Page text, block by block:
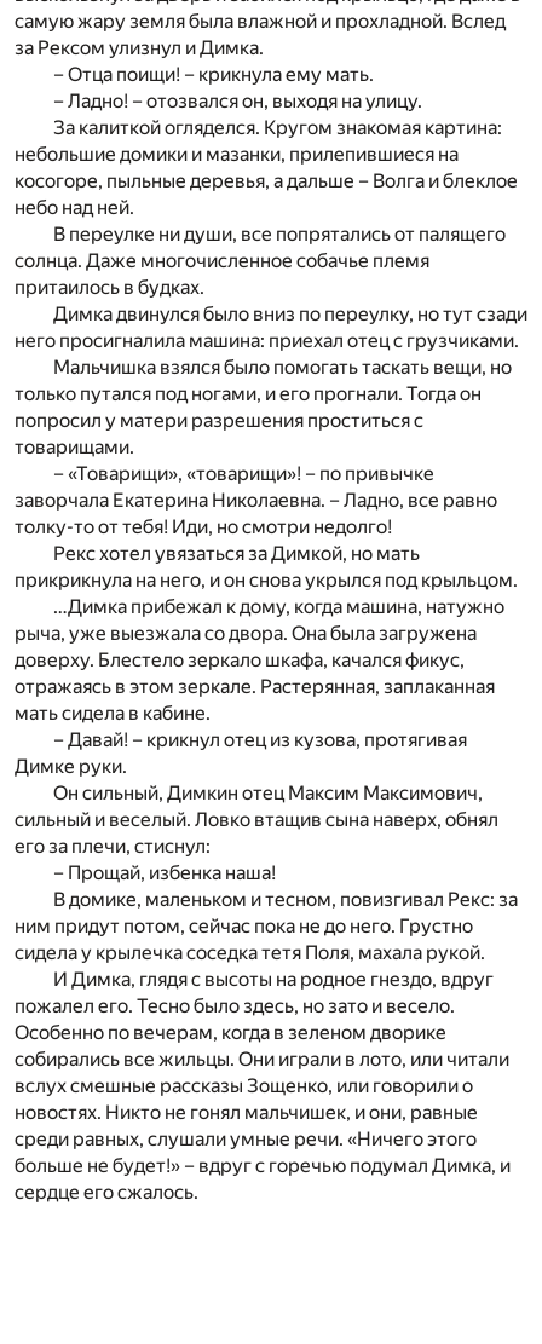
самую жару земля была влажной и прохладной. Вслед
за Рексом улизнул и Димка.
– Отца поищи! – крикнула ему мать.
– Ладно! – отозвался он, выходя на улицу.
За калиткой огляделся. Кругом знакомая картина:
небольшие домики и мазанки, прилепившиеся на
косогоре, пыльные деревья, а дальше – Волга и блеклое
небо над ней.
В переулке ни души, все попрятались от палящего
солнца. Даже многочисленное собачье племя
притаилось в будках.
Димка двинулся было вниз по переулку, но тут сзади
него просигналила машина: приехал отец с грузчиками.
Мальчишка взялся было помогать таскать вещи, но
только путался под ногами, и его прогнали. Тогда он
попросил у матери разрешения проститься с
товарищами.
– «Товарищи», «товарищи»! – по привычке
заворчала Екатерина Николаевна. – Ладно, все равно
толку-то от тебя! Иди, но смотри недолго!
Рекс хотел увязаться за Димкой, но мать
прикрикнула на него, и он снова укрылся под крыльцом.
…Димка прибежал к дому, когда машина, натужно
рыча, уже выезжала со двора. Она была загружена
доверху. Блестело зеркало шкафа, качался фикус,
отражаясь в этом зеркале. Растерянная, заплаканная
мать сидела в кабине.
– Давай! – крикнул отец из кузова, протягивая
Димке руки.
Он сильный, Димкин отец Максим Максимович,
сильный и веселый. Ловко втащив сына наверх, обнял
его за плечи, стиснул:
– Прощай, избенка наша!
В домике, маленьком и тесном, повизгивал Рекс: за
ним придут потом, сейчас пока не до него. Грустно
сидела у крылечка соседка тетя Поля, махала рукой.
И Димка, глядя с высоты на родное гнездо, вдруг
пожалел его. Тесно было здесь, но зато и весело.
Особенно по вечерам, когда в зеленом дворике
собирались все жильцы. Они играли в лото, или читали
вслух смешные рассказы Зощенко, или говорили о
новостях. Никто не гонял мальчишек, и они, равные
среди равных, слушали умные речи. «Ничего этого
больше не будет!» – вдруг с горечью подумал Димка, и
сердце его сжалось.